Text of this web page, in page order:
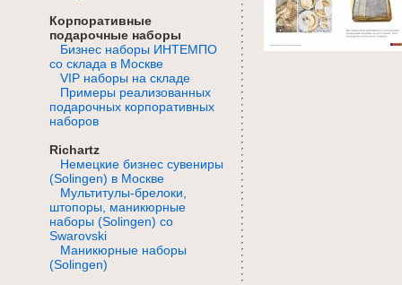
Корпоративные
подарочные наборы
Бизнес наборы ИНТЕМПО
со склада в Москве
VIP наборы на складе
Примеры реализованных
подарочных корпоративных
наборов
Richartz
Немецкие бизнес сувениры
(Solingen) в Москве
Мультитулы-брелоки,
штопоры, маникюрные
наборы (Solingen) со
Swarovski
Маникюрные наборы
(Solingen)